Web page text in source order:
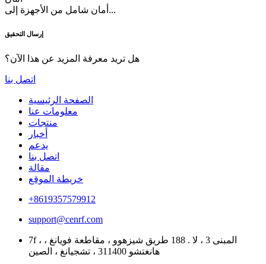
أمان شامل من الأجهزة إلى...
إرسال التحقيق
هل تريد معرفة المزيد عن هذا الآن؟
اتصل بنا
الصفحة الرئيسية
معلومات عنا
منتجات
أخبار
يدعم
اتصل بنا
مقالة
خريطة الموقع
+8619357579912
support@cenrf.com
7f ، المبنى 3 ، لا . 188 طريق شيزهوو ، مقاطعة فويانغ ،
هانغتشو 311400 ، تشجيانغ ، الصين